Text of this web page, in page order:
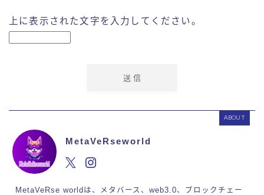
上に表示された文字を入力してください。
ABOUT
MetaVeRseworld
MetaVeRse worldは、メタバース、web3.0、ブロックチェー